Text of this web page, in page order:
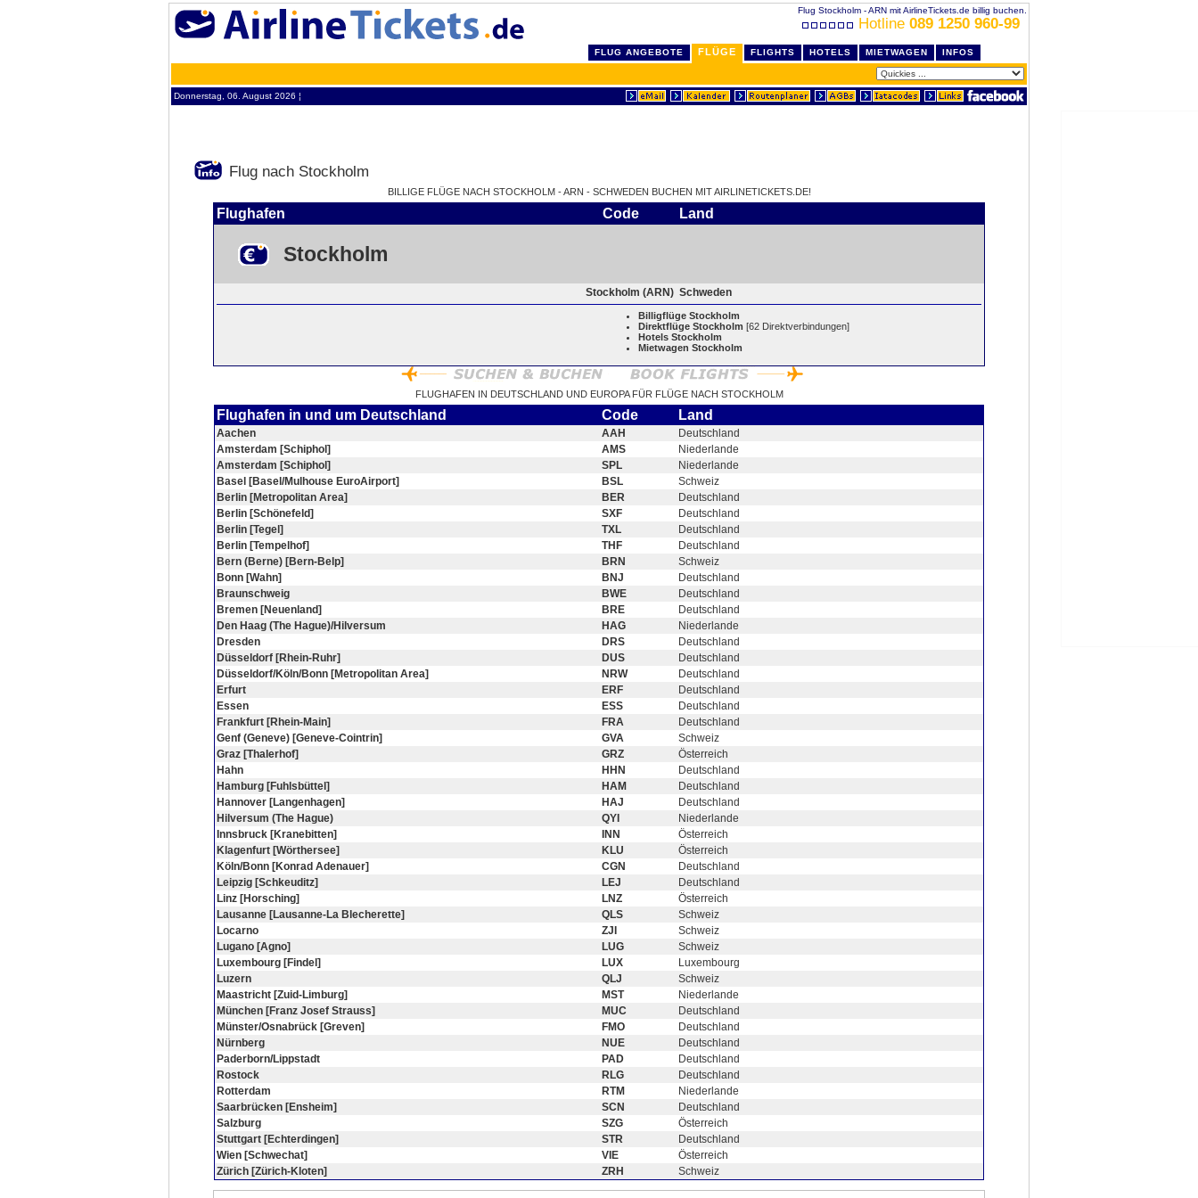
Flug Stockholm - ARN mit AirlineTickets.de billig buchen.
Hotline 089 1250 960-99
FLUG ANGEBOTE FLÜGE FLIGHTS HOTELS MIETWAGEN INFOS
Donnerstag, 06. August 2026 ¦
Flug nach Stockholm
BILLIGE FLÜGE NACH STOCKHOLM - ARN - SCHWEDEN BUCHEN MIT AIRLINETICKETS.DE!
Flughafen Code Land
Stockholm
Stockholm (ARN) Schweden
Billigflüge Stockholm
Direktflüge Stockholm [62 Direktverbindungen]
Hotels Stockholm
Mietwagen Stockholm
FLUGHAFEN IN DEUTSCHLAND UND EUROPA FÜR FLÜGE NACH STOCKHOLM
Flughafen in und um Deutschland Code Land
Aachen AAH
Deutschland
Amsterdam [Schiphol]
AMS
Niederlande
Amsterdam [Schiphol]
SPL
Niederlande
Basel [Basel/Mulhouse EuroAirport]
BSL
Schweiz
Berlin [Metropolitan Area]
BER
Deutschland
Berlin [Schönefeld]
SXF
Deutschland
Berlin [Tegel]
TXL
Deutschland
Berlin [Tempelhof]
THF
Deutschland
Bern (Berne) [Bern-Belp]
BRN
Schweiz
Bonn [Wahn]
BNJ
Deutschland
Braunschweig
BWE
Deutschland
Bremen [Neuenland]
BRE
Deutschland
Den Haag (The Hague)/Hilversum
HAG
Niederlande
Dresden
DRS
Deutschland
Düsseldorf [Rhein-Ruhr]
DUS
Deutschland
Düsseldorf/Köln/Bonn [Metropolitan Area]
NRW
Deutschland
Erfurt
ERF
Deutschland
Essen
ESS
Deutschland
Frankfurt [Rhein-Main]
FRA
Deutschland
Genf (Geneve) [Geneve-Cointrin]
GVA
Schweiz
Graz [Thalerhof]
GRZ
Österreich
Hahn
HHN
Deutschland
Hamburg [Fuhlsbüttel]
HAM
Deutschland
Hannover [Langenhagen]
HAJ
Deutschland
Hilversum (The Hague)
QYI
Niederlande
Innsbruck [Kranebitten]
INN
Österreich
Klagenfurt [Wörthersee]
KLU
Österreich
Köln/Bonn [Konrad Adenauer]
CGN
Deutschland
Leipzig [Schkeuditz]
LEJ
Deutschland
Linz [Horsching]
LNZ
Österreich
Lausanne [Lausanne-La Blecherette]
QLS
Schweiz
Locarno
ZJI
Schweiz
Lugano [Agno]
LUG
Schweiz
Luxembourg [Findel]
LUX
Luxembourg
Luzern
QLJ
Schweiz
Maastricht [Zuid-Limburg]
MST
Niederlande
München [Franz Josef Strauss]
MUC
Deutschland
Münster/Osnabrück [Greven]
FMO
Deutschland
Nürnberg
NUE
Deutschland
Paderborn/Lippstadt
PAD
Deutschland
Rostock
RLG
Deutschland
Rotterdam
RTM
Niederlande
Saarbrücken [Ensheim]
SCN
Deutschland
Salzburg
SZG
Österreich
Stuttgart [Echterdingen]
STR
Deutschland
Wien [Schwechat]
VIE
Österreich
Zürich [Zürich-Kloten]
ZRH Schweiz